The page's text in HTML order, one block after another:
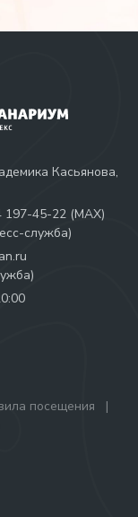
Касьянова,
197-45-22 (МАХ)
служба)
посещения
|